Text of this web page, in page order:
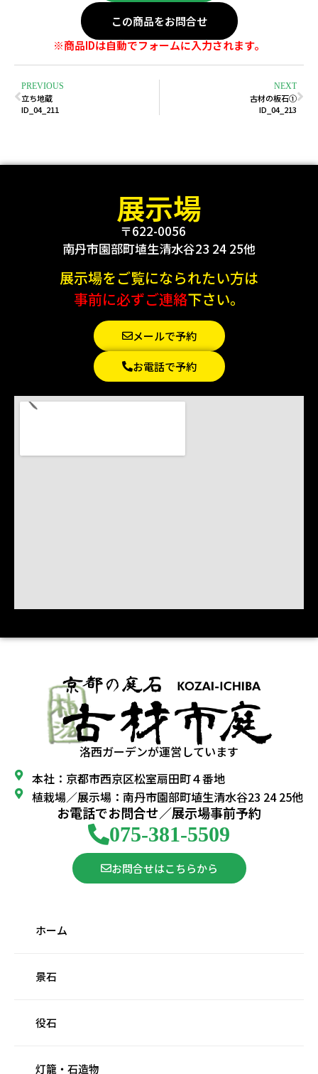
この商品をお問合せ
※商品IDは自動でフォームに入力されます。
PREVIOUS
立ち地蔵
ID_04_211
NEXT
古材の板石①
ID_04_213
展示場
〒622-0056
南丹市園部町埴生清水谷23 24 25他
展示場をご覧になられたい方は
事前に必ずご連絡下さい。
メールで予約
お電話で予約
洛西ガーデンが運営しています
本社：京都市西京区松室扇田町４番地
植栽場／展示場：南丹市園部町埴生清水谷23 24 25他
お電話でお問合せ／展示場事前予約
075-381-5509
お問合せはこちらから
ホーム
景石
役石
灯籠・石造物